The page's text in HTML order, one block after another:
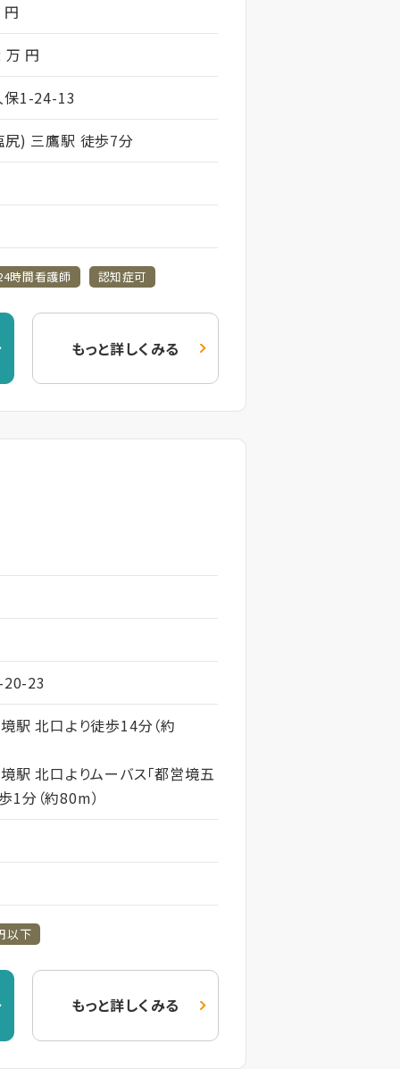
円
保1-24-13
) 三鷹駅 徒歩7分
時間看護師 認知症可
もっと詳しくみる
20-23
駅 北口より徒歩14分（約
駅 北口よりムーバス「都営境五
1分（約80m）
以下
もっと詳しくみる